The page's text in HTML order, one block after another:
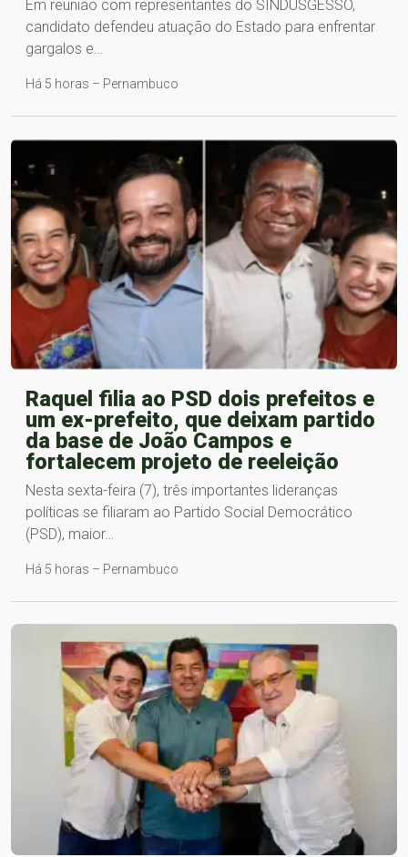
Em reunião com representantes do SINDUSGESSO,
candidato defendeu atuação do Estado para enfrentar
gargalos e…
Há 5 horas – Pernambuco
Raquel filia ao PSD dois prefeitos e
um ex-prefeito, que deixam partido
da base de João Campos e
fortalecem projeto de reeleição
Nesta sexta-feira (7), três importantes lideranças
políticas se filiaram ao Partido Social Democrático
(PSD), maior…
Há 5 horas – Pernambuco